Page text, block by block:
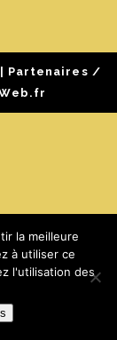
Partenaires /
la meilleure
à utiliser ce
l'utilisation des